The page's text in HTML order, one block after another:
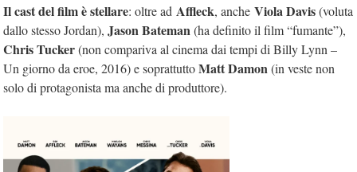
Il cast del film è stellare: oltre ad Affleck, anche Viola Davis(voluta
dallo stesso Jordan), Jason Bateman(ha definito il film “fumante”),
Chris Tucker(non compariva al cinema dai tempi di Billy Lynn –
Un giorno da eroe, 2016) e soprattuttoMatt Damon(in veste non
solo di protagonista ma anche di produttore).